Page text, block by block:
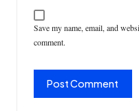
Save my name, email, and
comment.